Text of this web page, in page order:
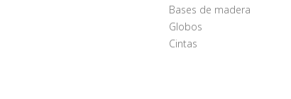
Bases de madera
Globos
Cintas